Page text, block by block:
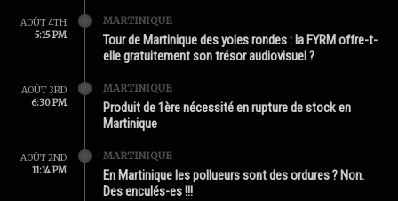
AOÛT 4TH
5:15 PM
MARTINIQUE
Tour de Martinique des yoles rondes : la FYRM offre-t-
elle gratuitement son trésor audiovisuel ?
AOÛT 3RD
6:30 PM
MARTINIQUE
Produit de 1ère nécessité en rupture de stock en
Martinique
AOÛT 2ND
11:14 PM
MARTINIQUE
En Martinique les pollueurs sont des ordures ? Non.
Des enculés-es !!!